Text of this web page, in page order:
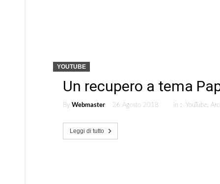
YOUTUBE
Un recupero a tema
By Webmaster 26 Agosto 2018 in : YouTube,
Leggi di tutto